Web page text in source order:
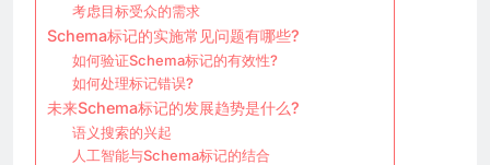
考虑目标受众的需求
Schema标记的实施常见问题有哪些?
如何验证Schema标记的有效性?
如何处理标记错误?
未来Schema标记的发展趋势是什么?
语义搜索的兴起
人工智能与Schema标记的结合